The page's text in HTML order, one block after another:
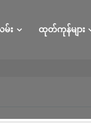
း ထုတ်ကုန်များ